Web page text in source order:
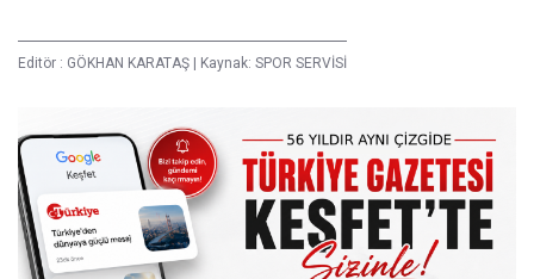
Editör : GÖKHAN KARATAŞ | Kaynak: SPOR SERVİSİ